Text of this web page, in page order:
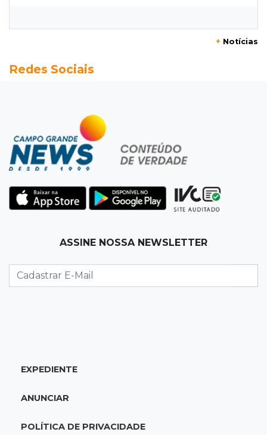
Seleções em MS têm salários de até R$ 8,2 mil;
Jardim Itatiaia
Vigia é amarrado durante roubo de carro e
dois caminhões em pátio
Corinthians vence Bragantino por 2 a 0 e sobe
para 7º no Brasileirão
Na Vila Belmiro
lugar no Brasileirão
18:33Em 2022
adolescente atropelada no Amazonas
18:15 Nubank Parque
+ Notícias
Redes Sociais
ASSINE NOSSA NEWSLETTER
EXPEDIENTE
ANUNCIAR
POLÍTICA DE PRIVACIDADE